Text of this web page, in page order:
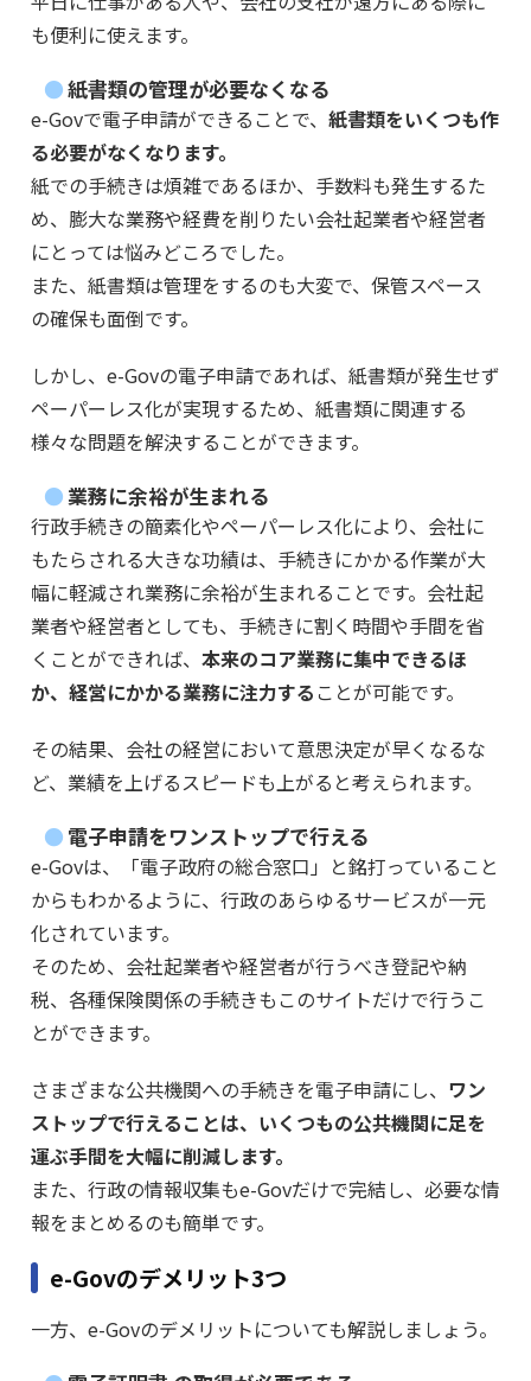
も便利に使えます。
紙書類の管理が必要なくなる
e-Govで電子申請ができることで、 紙書類をいくつも作
る必要がなくなります。
紙での手続きは煩雑であるほか、手数料も発生するた
め、膨大な業務や経費を削りたい会社起業者や経営者
にとっては悩みどころでした。
また、紙書類は管理をするのも大変で、保管スペース
の確保も面倒です。
しかし、e-Govの電子申請であれば、紙書類が発生せず
ペーパーレス化が実現するため、紙書類に関連する
様々な問題を解決することができます。
業務に余裕が生まれる
行政手続きの簡素化やペーパーレス化により、会社に
もたらされる大きな功績は、手続きにかかる作業が大
幅に軽減され業務に余裕が生まれることです。会社起
業者や経営者としても、手続きに割く時間や手間を省
くことができれば、 本来のコア業務に集中できるほ
か、経営にかかる業務に注力する ことが可能です。
その結果、会社の経営において意思決定が早くなるな
ど、業績を上げるスピードも上がると考えられます。
電子申請をワンストップで行える
e-Govは、「電子政府の総合窓口」と銘打っていること
からもわかるように、行政のあらゆるサービスが一元
化されています。
そのため、会社起業者や経営者が行うべき登記や納
税、各種保険関係の手続きもこのサイトだけで行うこ
とができます。
さまざまな公共機関への手続きを電子申請にし、 ワン
ストップで行えることは、いくつもの公共機関に足を
運ぶ手間を大幅に削減します。
また、行政の情報収集もe-Govだけで完結し、必要な情
報をまとめるのも簡単です。
e-Govのデメリット3つ
一方、e-Govのデメリットについても解説しましょう。